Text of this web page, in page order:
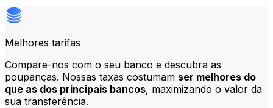
Melhores tarifas
Compare-nos com o seu banco e descubra as
poupanças. Nossas taxas costumam ser melhores do
que as dos principais bancos, maximizando o valor da
sua transferência.